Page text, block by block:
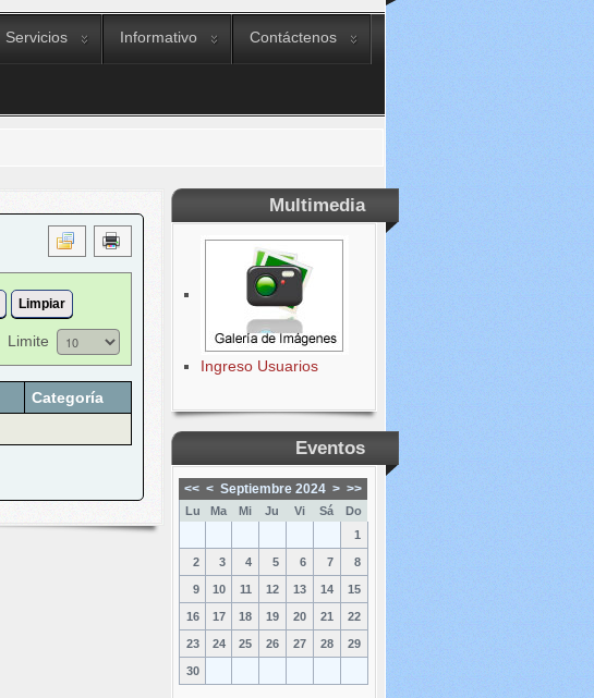
Servicios Informativo Contáctenos
Limpiar
Limite
Categoría
Multimedia
Ingreso Usuarios
Eventos
<< < Septiembre 2024 > >>
Lu Ma Mi Ju Vi Sá
Do
1
2 3 4 5 6 7 8
9 10 11 12 13 14 15
16 17 18 19 20 21 22
23 24 25 26 27 28 29
30